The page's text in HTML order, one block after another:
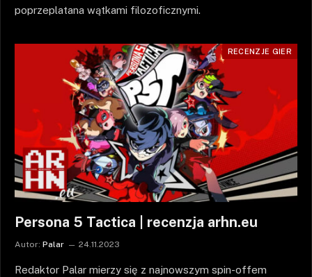
poprzeplatana wątkami filozoficznymi.
RECENZJE GIER
Persona 5 Tactica | recenzja arhn.eu
Autor: Palar 24.11.2023
Redaktor Palar mierzy się z najnowszym spin-offem